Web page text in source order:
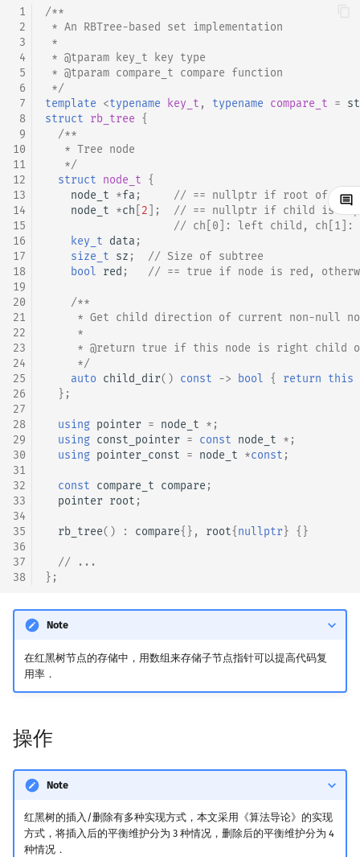
类欧几里德算法
Stern–Brocot 树与 Farey
Berlekamp–Massey 算法
参考资料
网络流
图的匹配
Prüfer 序列
矩阵树定理
LGV 引理
最大团搜索算法
支配树
图上随机游走
1
2
3
4
5
6
7
8
9
10
11
12
13
14
15
16
17
18
19
20
21
22
23
24
25
26
27
28
29
30
31
32
33
34
35
36
37
38
/**
* An RBTree-based set implementation
*
* @tparam key_t key type
* @tparam compare_t compare function
*/
template <typename key_t , typename compare_t =
struct rb_tree {
/**
   * Tree node
   */
struct node_t {
node_t *fa ;
// == nullptr if root of the
node_t *ch 2 ];
// == nullptr if child is
// ch[0]: left child, ch[1]:
key_t data ;
size_t sz ;
// Size of subtree
bool red ; // == true if node is red,
/**
* Get child direction of current non-null
     *
* @return true if this node is right child
     */
auto child_dir() const -> bool { return this
};
using pointer = node_t * ;
using const_pointer = const node_t * ;
using pointer_const = node_t *const ;
const compare_t compare ;
pointer root ;
rb_tree() : compare{}, root{ nullptr} {}
// ...
};
Note
在红黑树节点的存储中，用数组来存储子节点指针可以提高代码复
用率．
操作
Note
红黑树的插入/删除有多种实现方式，本文采用《算法导论》的实现
方式，将插入后的平衡维护分为 3 种情况，删除后的平衡维护分为 4
种情况．